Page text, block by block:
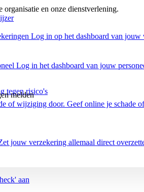
en onze dienstverlening.
Log in op het dashboard van jouw
Log in het dashboard van jouw
melden
of wijziging door. Geef online je schade
jouw verzekering allemaal direct
aan
tegen risico's